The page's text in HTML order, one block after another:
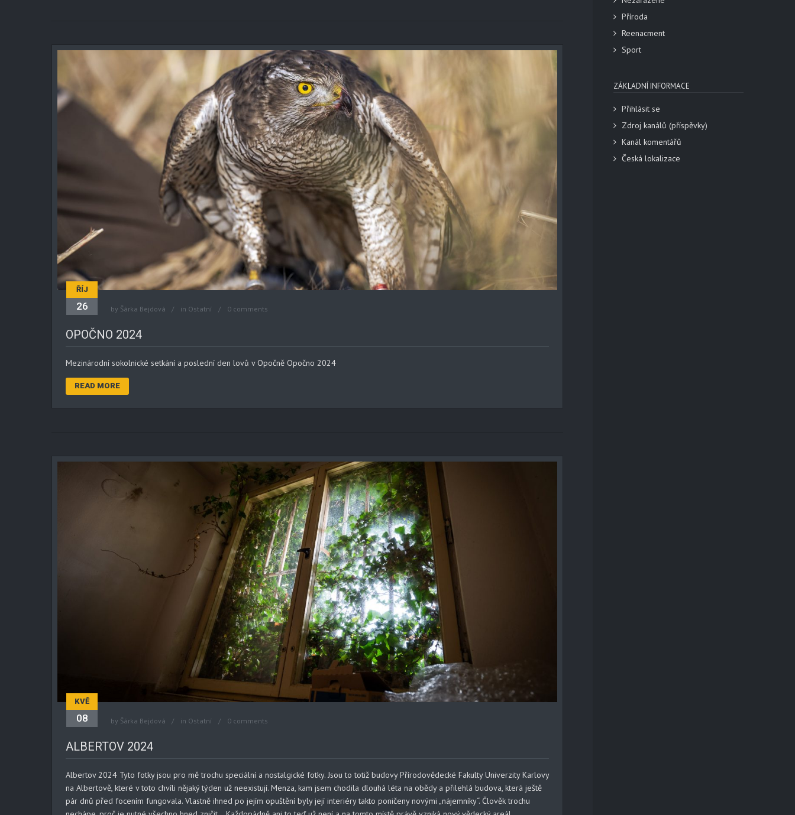
ŘÍJ
26 by Šárka Bejdová in Ostatní 0 comments
OPOČNO 2024
Mezinárodní sokolnické setkání a poslední den lovů v Opočně Opočno 2024
READ MORE
KVĚ
08 by Šárka Bejdová in Ostatní 0 comments
ALBERTOV 2024
Albertov 2024 Tyto fotky jsou pro mě trochu speciální a nostalgické fotky. Jsou to totiž budovy Přírodovědecké Fakulty Univerzity Karlovy
na Albertově, které v toto chvíli nějaký týden už neexistují. Menza, kam jsem chodila dlouhá léta na obědy a přilehlá budova, která ještě
pár dnů před focením fungovala. Vlastně ihned po jejím opuštění byly její interiéry takto poničeny novými „nájemníky“. Člověk trochu
Příroda
Reenacment
Sport
ZÁKLADNÍ INFORMACE
Přihlásit se
Zdroj kanálů (příspěvky)
Kanál komentářů
Česká lokalizace